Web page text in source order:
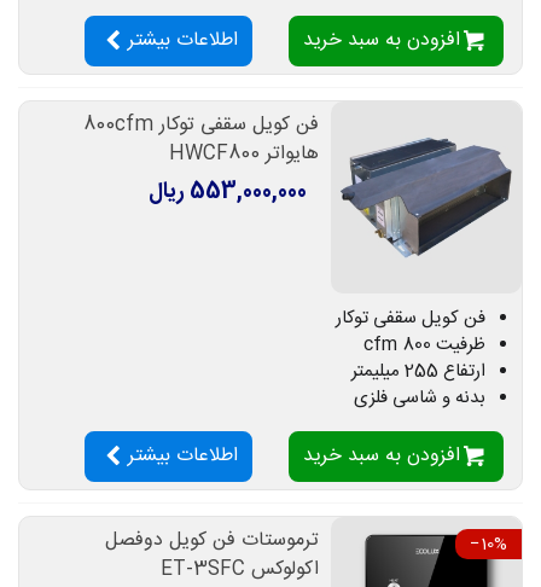
افزودن به سبد خرید اطلاعات بیشتر
فن کویل سقفی توکار 800cfm
هایواتر HWCF800
553,000,000 ریال
فن کویل سقفی توکار
ظرفیت 800 cfm
ارتفاع 255 میلیمتر
بدنه و شاسی فلزی
افزودن به سبد خرید اطلاعات بیشتر
‎−10%
ترموستات فن کویل دوفصل
اکولوکس ET-3SFC